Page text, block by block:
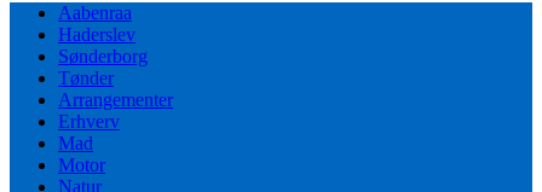
Aabenraa
Haderslev
Sønderborg
Tønder
Arrangementer
Erhverv
Mad
Motor
Natur